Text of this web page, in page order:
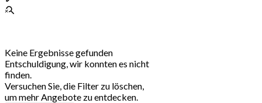
Keine Ergebnisse gefunden
Entschuldigung, wir konnten es nicht
finden.
Versuchen Sie, die Filter zu löschen,
um mehr Angebote zu entdecken.